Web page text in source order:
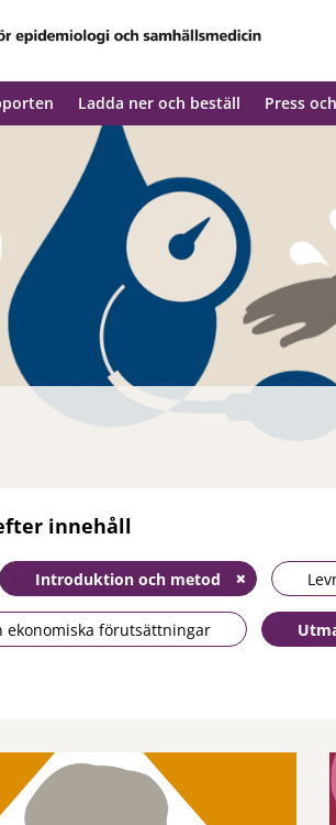
Ladda ner och beställ Press
innehåll
Introduktion och metod
ekonomiska förutsättningar